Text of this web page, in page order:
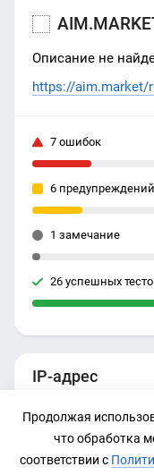
IP-адрес
Нет данных
Описание не
https://aim.market/
7 ошибок
6 предупреждений
1 замечание
26 успешных
Продолжая
что обработка
соответствии с